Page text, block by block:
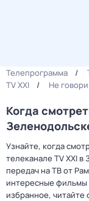
Телепрограмма
TV XXI
Не
Когда
Узнайте, когда
телеканале TV XXI
передач на ТВ от
интересные фильмы
избранное, читайте